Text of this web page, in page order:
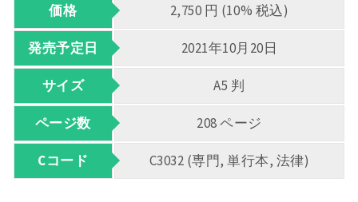
価格 2,750 円 (10% 税込)
発売予定日 2021年10月20日
サイズ A5 判
ページ数 208 ページ
Cコード C3032 (専門, 単行本, 法律)